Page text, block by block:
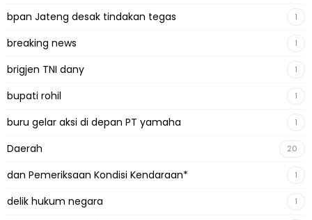
bpan Jateng desak tindakan tegas 1
breaking news 1
brigjen TNI dany 1
bupati rohil 1
buru gelar aksi di depan PT yamaha 1
Daerah 20
dan Pemeriksaan Kondisi Kendaraan* 1
delik hukum negara 1